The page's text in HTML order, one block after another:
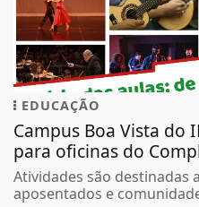
EDUCAÇÃO
Campus Boa Vista do
para oficinas do
Atividades são destinadas
aposentados e